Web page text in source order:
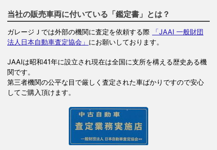
当社の販売車両に付いている「鑑定書」とは？
ガレージＪでは外部の機関に査定を依頼する際
「JAAI 一般財団
法人日本自動車査定協会」 にお願いしております。
JAAIは昭和41年に設立され現在は全国に支所を構える歴史ある機
関です。
第三者機関の公平な目で厳しく査定された車ばかりですので安心
してご購入頂けます。